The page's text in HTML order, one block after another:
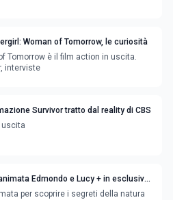
Woman of Tomorrow, le curiosità
Tomorrow è il film action in uscita.
interviste
Survivor tratto dal reality di CBS
uscita
Edmondo e Lucy + in esclusiva
per scoprire i segreti della natura